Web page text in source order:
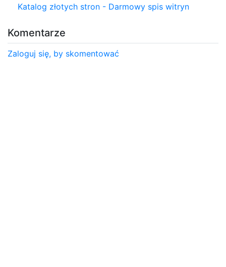
Katalog złotych stron - Darmowy spis witryn
Komentarze
Zaloguj się, by skomentować